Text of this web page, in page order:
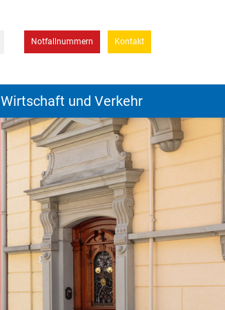
Notfallnummern Kontakt
Suchbegriff eingeben
Wirtschaft und Verkehr